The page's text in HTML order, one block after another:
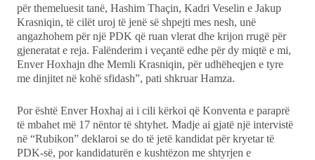
për themeluesit tanë, Hashim Thaçin, Kadri Veselin e Jakup
Krasniqin, të cilët uroj të jenë së shpejti mes nesh, unë
angazhohem për një PDK që ruan vlerat dhe krijon rrugë për
gjeneratat e reja. Falënderim i veçantë edhe për dy miqtë e mi,
Enver Hoxhajn dhe Memli Krasniqin, për udhëheqjen e tyre
me dinjitet në kohë sfidash”, pati shkruar Hamza.
Por është Enver Hoxhaj ai i cili kërkoi që Konventa e paraprë
të mbahet më 17 nëntor të shtyhet. Madje ai gjatë një intervistë
në “Rubikon” deklaroi se do të jetë kandidat për kryetar të
PDK-së, por kandidaturën e kushtëzon me shtyrjen e